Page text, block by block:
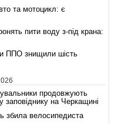
та мотоцикл: є
пити воду з-під крана:
ППО знищили шість
продовжують
заповіднику на Черкащині
збила велосипедиста